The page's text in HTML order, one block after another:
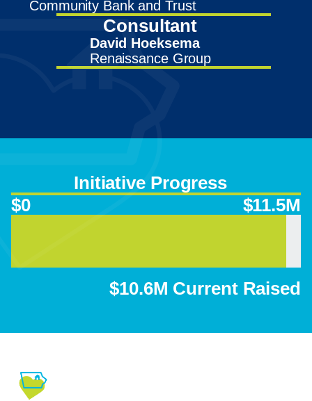
Community Bank and Trust
Consultant
David Hoeksema
Renaissance Group
Initiative Progress
$0
$11.5M
$10.6M Current Raised